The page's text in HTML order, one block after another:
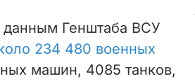
данным Генштаба ВСУ
234 480 военных
машин, 4085 танков,